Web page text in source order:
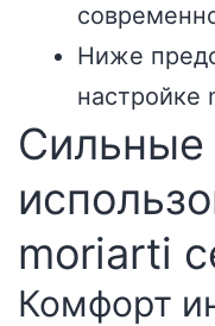
Ниже
настройке
Сильные
moriarti
Комфорт